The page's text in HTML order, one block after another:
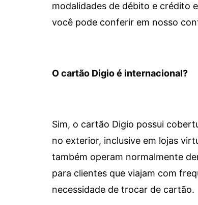
modalidades de débito e crédito
você pode conferir em nosso
O cartão Digio é internacional?
Sim, o cartão Digio possui
no exterior, inclusive em lojas
também operam normalmente
para clientes que viajam com
necessidade de trocar de cartão.